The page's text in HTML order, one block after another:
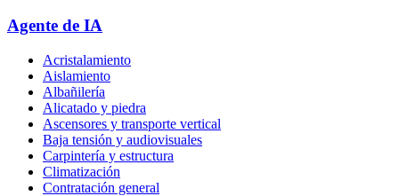
Agente de IA
Acristalamiento
Aislamiento
Albañilería
Alicatado y piedra
Ascensores y transporte vertical
Baja tensión y audiovisuales
Carpintería y estructura
Climatización
Contratación general